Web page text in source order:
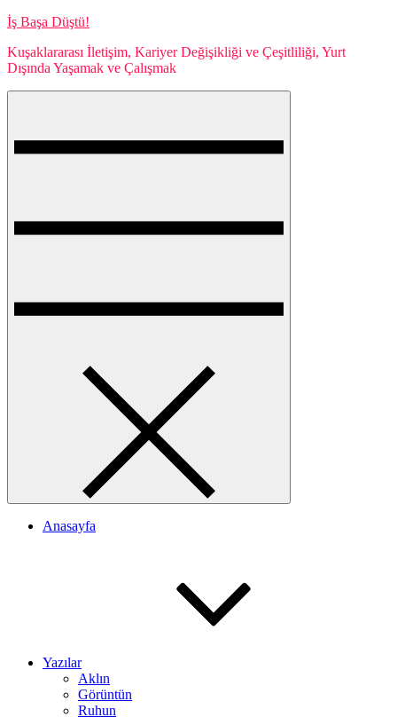
Skip
content
İş Başa Düştü!
Kuşaklararası İletişim, Kariyer Değişikliği ve Çeşitliliği, Yurt
Dışında Yaşamak ve Çalışmak
Anasayfa
Yazılar
Aklın
Görüntün
Ruhun